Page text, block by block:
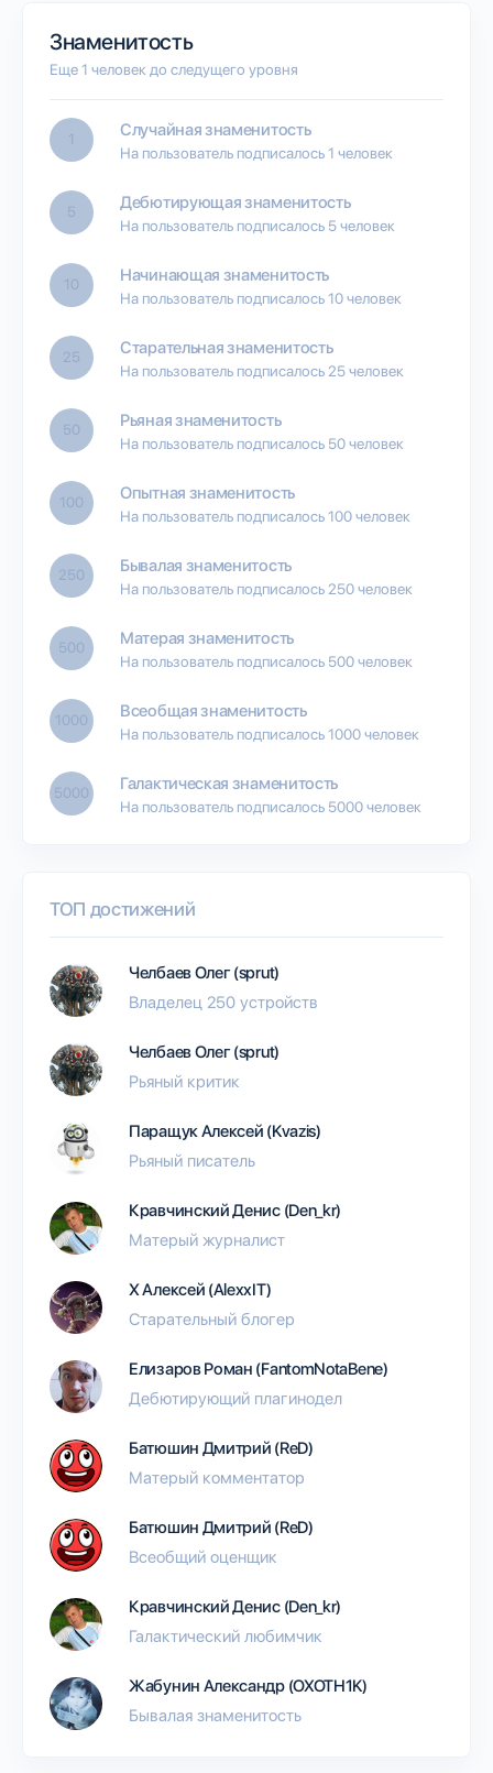
Знаменитость
Еще 1 человек до следущего уровня
1 Случайная знаменитость
На пользователь подписалось 1 человек
5 Дебютирующая знаменитость
На пользователь подписалось 5 человек
10 Начинающая знаменитость
На пользователь подписалось 10 человек
25 Старательная знаменитость
На пользователь подписалось 25 человек
50 Рьяная знаменитость
На пользователь подписалось 50 человек
100 Опытная знаменитость
На пользователь подписалось 100 человек
250 Бывалая знаменитость
На пользователь подписалось 250 человек
500 Матерая знаменитость
На пользователь подписалось 500 человек
1000 Всеобщая знаменитость
На пользователь подписалось 1000 человек
5000 Галактическая знаменитость
На пользователь подписалось 5000 человек
ТОП достижений
Челбаев Олег (sprut)
Владелец 250 устройств
Челбаев Олег (sprut)
Рьяный критик
Паращук Алексей (Kvazis)
Рьяный писатель
Кравчинский Денис (Den_kr)
Матерый журналист
Х Алексей (AlexxIT)
Старательный блогер
Елизаров Роман (FantomNotaBene)
Дебютирующий плагинодел
Батюшин Дмитрий (ReD)
Матерый комментатор
Батюшин Дмитрий (ReD)
Всеобщий оценщик
Кравчинский Денис (Den_kr)
Галактический любимчик
Жабунин Александр (OXOTH1K)
Бывалая знаменитость